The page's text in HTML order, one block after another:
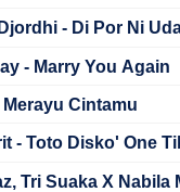
- Di Por Ni
- Marry You Again
Cintamu
- Toto Disko' One
Tri Suaka X Nabila